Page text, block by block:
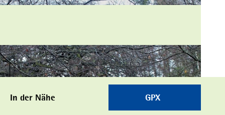
In der Nähe GPX